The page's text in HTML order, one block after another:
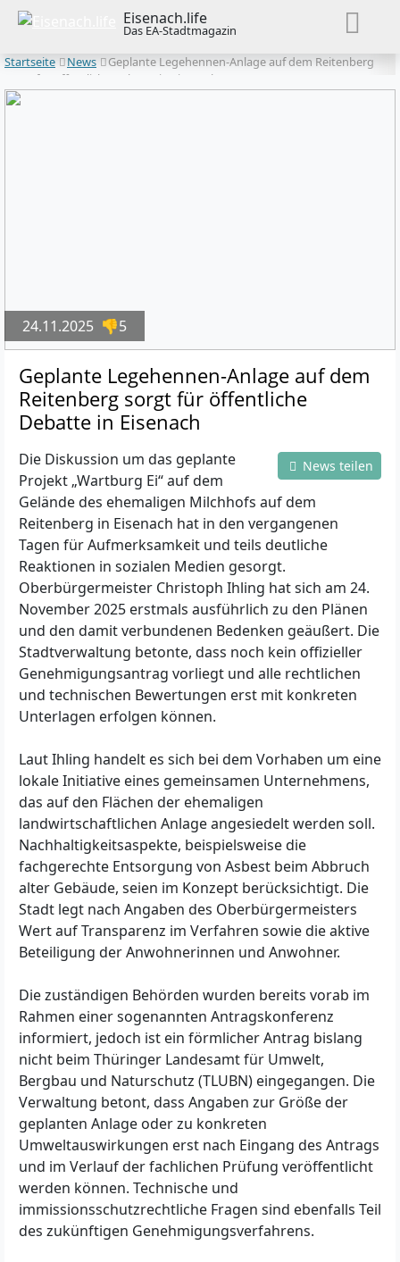
Eisenach.life
Das EA-Stadtmagazin
Startseite
News
Geplante Legehennen-Anlage auf dem Reitenberg
sorgt für öffentliche Debatte in Eisenach
24.11.2025 👎5
Geplante Legehennen-Anlage auf dem
Reitenberg sorgt für öffentliche
Debatte in Eisenach
News teilen
Die Diskussion um das geplante
Projekt „Wartburg Ei“ auf dem
Gelände des ehemaligen Milchhofs auf dem
Reitenberg in Eisenach hat in den vergangenen
Tagen für Aufmerksamkeit und teils deutliche
Reaktionen in sozialen Medien gesorgt.
Oberbürgermeister Christoph Ihling hat sich am 24.
November 2025 erstmals ausführlich zu den Plänen
und den damit verbundenen Bedenken geäußert. Die
Stadtverwaltung betonte, dass noch kein offizieller
Genehmigungsantrag vorliegt und alle rechtlichen
und technischen Bewertungen erst mit konkreten
Unterlagen erfolgen können.
Laut Ihling handelt es sich bei dem Vorhaben um eine
lokale Initiative eines gemeinsamen Unternehmens,
das auf den Flächen der ehemaligen
landwirtschaftlichen Anlage angesiedelt werden soll.
Nachhaltigkeitsaspekte, beispielsweise die
fachgerechte Entsorgung von Asbest beim Abbruch
alter Gebäude, seien im Konzept berücksichtigt. Die
Stadt legt nach Angaben des Oberbürgermeisters
Wert auf Transparenz im Verfahren sowie die aktive
Beteiligung der Anwohnerinnen und Anwohner.
Die zuständigen Behörden wurden bereits vorab im
Rahmen einer sogenannten Antragskonferenz
informiert, jedoch ist ein förmlicher Antrag bislang
nicht beim Thüringer Landesamt für Umwelt,
Bergbau und Naturschutz (TLUBN) eingegangen. Die
Verwaltung betont, dass Angaben zur Größe der
geplanten Anlage oder zu konkreten
Umweltauswirkungen erst nach Eingang des Antrags
und im Verlauf der fachlichen Prüfung veröffentlicht
werden können. Technische und
immissionsschutzrechtliche Fragen sind ebenfalls Teil
des zukünftigen Genehmigungsverfahrens.